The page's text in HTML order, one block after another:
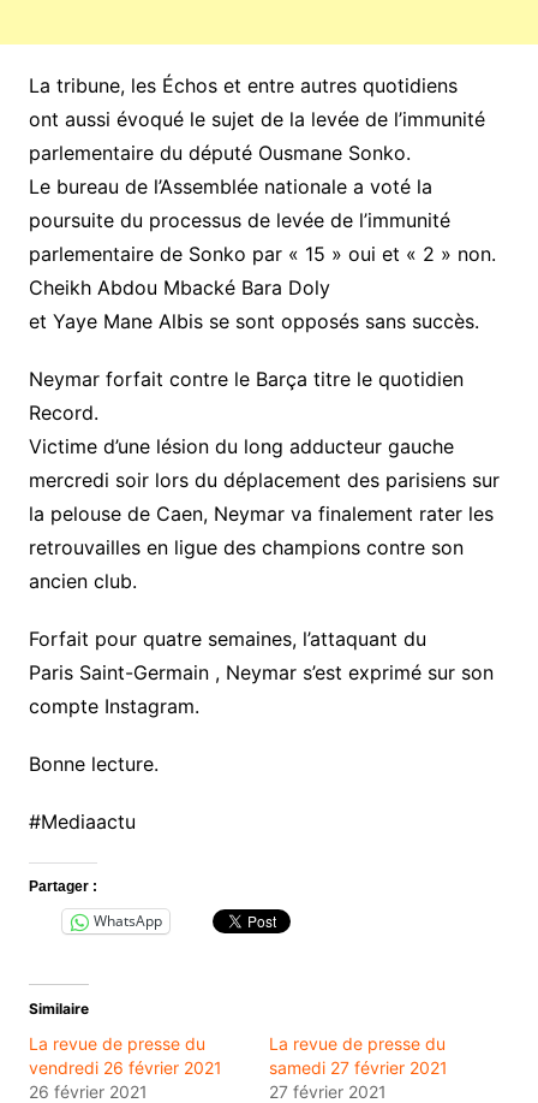
La tribune, les Échos et entre autres quotidiens
ont aussi évoqué le sujet de la levée de l’immunité
parlementaire du député Ousmane Sonko.
Le bureau de l’Assemblée nationale a voté la
poursuite du processus de levée de l’immunité
parlementaire de Sonko par « 15 » oui et « 2 » non.
Cheikh Abdou Mbacké Bara Doly
et Yaye Mane Albis se sont opposés sans succès.
Neymar forfait contre le Barça titre le quotidien
Record.
Victime d’une lésion du long adducteur gauche
mercredi soir lors du déplacement des parisiens sur
la pelouse de Caen, Neymar va finalement rater les
retrouvailles en ligue des champions contre son
ancien club.
Forfait pour quatre semaines, l’attaquant du
Paris Saint-Germain , Neymar s’est exprimé sur son
compte Instagram.
Bonne lecture.
#Mediaactu
Partager :
WhatsApp
Similaire
La revue de presse du
vendredi 26 février 2021
26 février 2021
La revue de presse du
samedi 27 février 2021
27 février 2021